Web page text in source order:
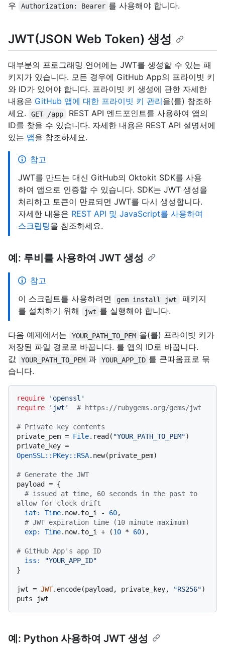
우
Authorization: Bearer 를 사용해야 합니다.
JWT(JSON Web Token) 생성
대부분의 프로그래밍 언어에는 JWT를 생성할 수 있는 패
키지가 있습니다. 모든 경우에 GitHub App의 프라이빗 키
와 ID가 있어야 합니다. 프라이빗 키 생성에 관한 자세한
내용은 GitHub 앱에 대한 프라이빗 키 관리을(를) 참조하
세요.
GET /app
REST API 엔드포인트를 사용하여 앱의
ID를 찾을 수 있습니다. 자세한 내용은 REST API 설명서에
있는 앱을 참조하세요.
참고
JWT를 만드는 대신 GitHub의 Oktokit SDK를 사용
하여 앱으로 인증할 수 있습니다. SDK는 JWT 생성을
처리하고 토큰이 만료되면 JWT를 다시 생성합니다.
자세한 내용은 REST API 및 JavaScript를 사용하여
스크립팅을 참조하세요.
예: 루비를 사용하여 JWT 생성
참고
이 스크립트를 사용하려면
gem install jwt
패키지
를 설치하기 위해
jwt 를 실행해야 합니다.
다음 예제에서는 YOUR_PATH_TO_PEM 을(를) 프라이빗 키가
저장된 파일 경로로 바꿉니다. 를 앱의 ID로 바꿉니다.
값
YOUR_PATH_TO_PEM 과 YOUR_APP_ID 를 큰따옴표로 묶
습니다.
require
'openssl'
require
'jwt' # https://rubygems.org/gems/jwt
# Private key contents
private_pem = File.read( "YOUR_PATH_TO_PEM")
OpenSSL::PKey::RSA.new(private_pem)
# Generate the JWT
payload = {
# issued at time, 60 seconds in the past to
allow for clock drift
iat:
Time.now.to_i - 60,
# JWT expiration time (10 minute maximum)
exp:
Time.now.to_i + (10 * 60),
# GitHub App's app ID
iss:
"YOUR_APP_ID"
}
jwt = JWT.encode(payload, private_key, "RS256")
예: Python 사용하여 JWT 생성